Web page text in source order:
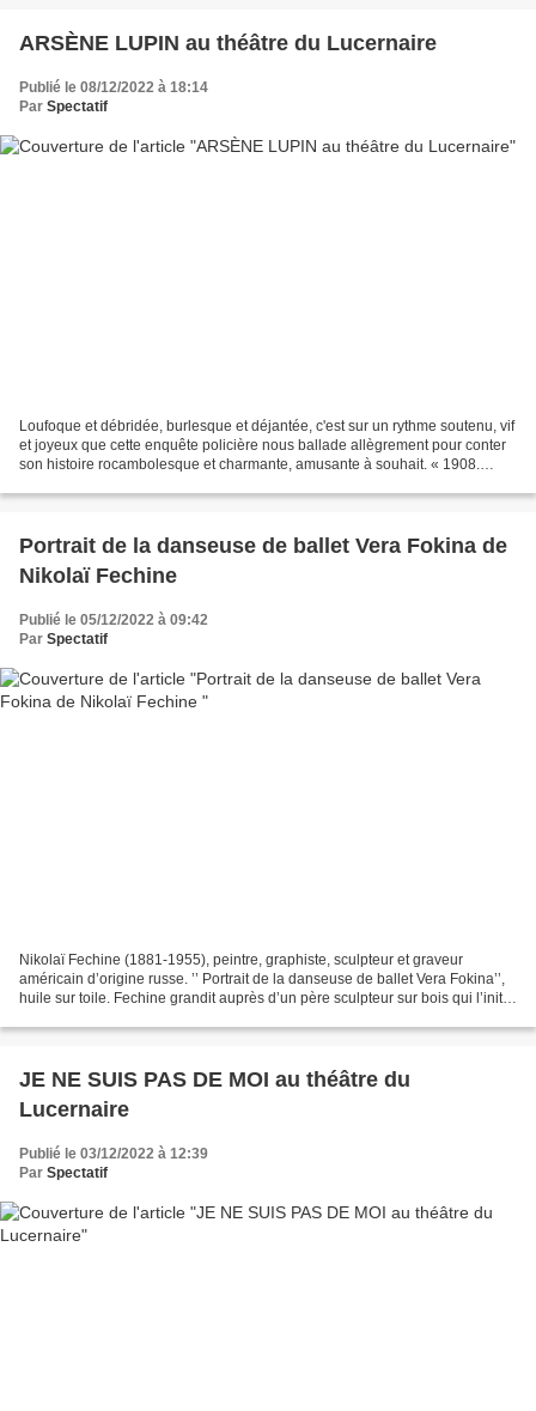
ARSÈNE LUPIN au théâtre du Lucernaire
Publié le 08/12/2022 à 18:14
Par Spectatif
Loufoque et débridée, burlesque et déjantée, c'est sur un rythme soutenu, vif
et joyeux que cette enquête policière nous ballade allègrement pour conter
son histoire rocambolesque et charmante, amusante à souhait. « 1908.
Portrait de la danseuse de ballet Vera Fokina de
Nikolaï Fechine
Publié le 05/12/2022 à 09:42
Par Spectatif
Nikolaï Fechine (1881-1955), peintre, graphiste, sculpteur et graveur
américain d’origine russe. ’’ Portrait de la danseuse de ballet Vera Fokina’’,
huile sur toile. Fechine grandit auprès d’un père sculpteur sur bois qui l’initie
JE NE SUIS PAS DE MOI au théâtre du
Lucernaire
Publié le 03/12/2022 à 12:39
Par Spectatif